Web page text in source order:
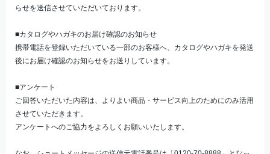
らせを送信させていただいております。
■カタログやハガキのお届け確認のお知らせ
携帯電話を登録いただいている一部のお客様へ、カタログやハガキを発送
後にお届け確認のお知らせをお送りしています。
■アンケート
ご回答いただいた内容は、よりよい商品・サービス向上のためにのみ活用
させていただきます。
アンケートへのご協力をよろしくお願いいたします。